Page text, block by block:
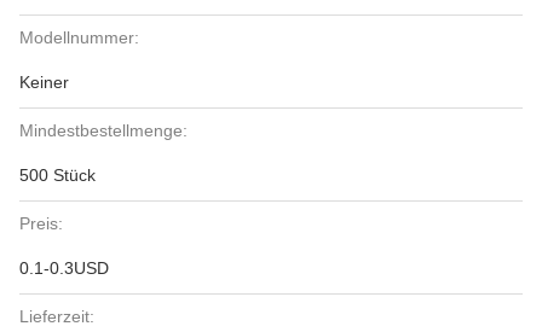
Modellnummer:
Keiner
Mindestbestellmenge:
500 Stück
Preis:
0.1-0.3USD
Lieferzeit: